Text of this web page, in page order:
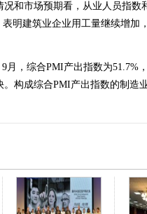
和市场预期看，从业人员指数
明建筑业企业用工量继续增加
，综合PMI产出指数为51.7%
构成综合PMI产出指数的制造